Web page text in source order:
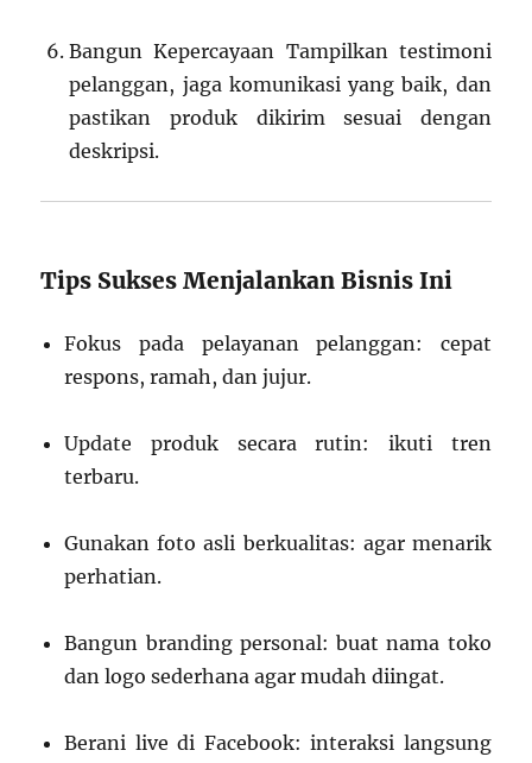
Bangun Kepercayaan Tampilkan testimoni
pelanggan, jaga komunikasi yang baik, dan
pastikan produk dikirim sesuai dengan
deskripsi.
Tips Sukses Menjalankan Bisnis Ini
Fokus pada pelayanan pelanggan: cepat
respons, ramah, dan jujur.
Update produk secara rutin: ikuti tren
terbaru.
Gunakan foto asli berkualitas: agar menarik
perhatian.
Bangun branding personal: buat nama toko
dan logo sederhana agar mudah diingat.
Berani live di Facebook: interaksi langsung